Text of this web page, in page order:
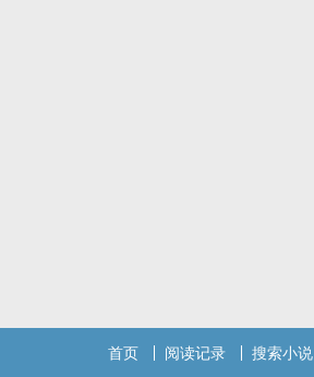
首页 阅读记录 搜索小说